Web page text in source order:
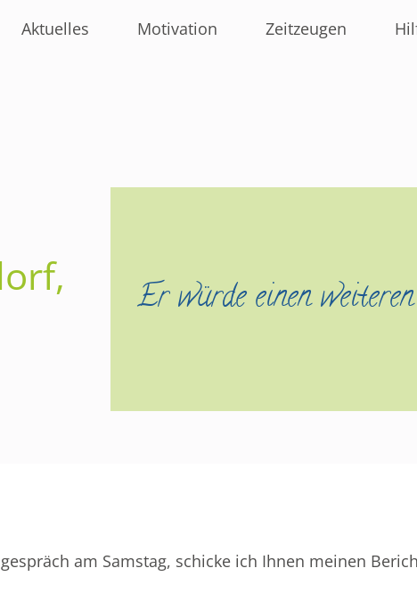
Aktuelles Motivation Zeitzeugen
Er würde einen
am Samstag, schicke ich Ihnen meinen